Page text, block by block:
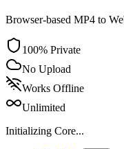
Browser-based MP4 to
100% Private
No Upload
Works Offline
Unlimited
Initializing Core...